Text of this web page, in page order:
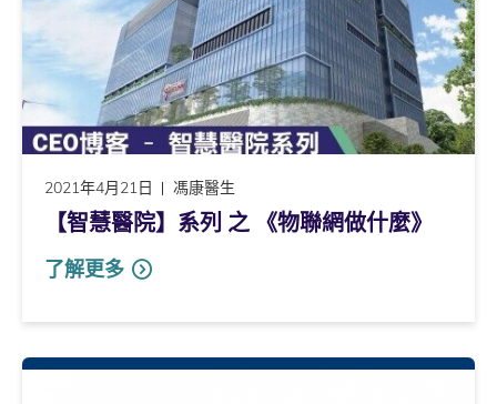
2021年4月21日 馮康醫生
【智慧醫院】系列 之 《物聯網做什麼》
了解更多